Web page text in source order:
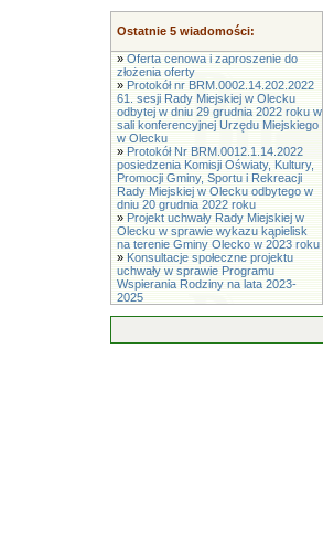
Ostatnie 5 wiadomości:
» Oferta cenowa i zaproszenie do
złożenia oferty
» Protokół nr BRM.0002.14.202.2022
61. sesji Rady Miejskiej w Olecku
odbytej w dniu 29 grudnia 2022 roku w
sali konferencyjnej Urzędu Miejskiego
w Olecku
» Protokół Nr BRM.0012.1.14.2022
posiedzenia Komisji Oświaty, Kultury,
Promocji Gminy, Sportu i Rekreacji
Rady Miejskiej w Olecku odbytego w
dniu 20 grudnia 2022 roku
» Projekt uchwały Rady Miejskiej w
Olecku w sprawie wykazu kąpielisk
na terenie Gminy Olecko w 2023 roku
» Konsultacje społeczne projektu
uchwały w sprawie Programu
Wspierania Rodziny na lata 2023-
2025